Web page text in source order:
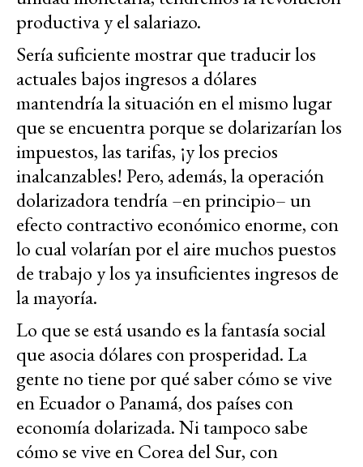
productiva y el salariazo.
Sería suficiente mostrar que traducir los
actuales bajos ingresos a dólares
mantendría la situación en el mismo lugar
que se encuentra porque se dolarizarían los
impuestos, las tarifas, ¡y los precios
inalcanzables! Pero, además, la operación
dolarizadora tendría –en principio– un
efecto contractivo económico enorme, con
lo cual volarían por el aire muchos puestos
de trabajo y los ya insuficientes ingresos de
la mayoría.
Lo que se está usando es la fantasía social
que asocia dólares con prosperidad. La
gente no tiene por qué saber cómo se vive
en Ecuador o Panamá, dos países con
economía dolarizada. Ni tampoco sabe
cómo se vive en Corea del Sur, con